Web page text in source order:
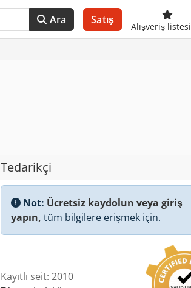
Ara Satış
Alışveriş listesi
Tedarikçi
Not: Ücretsiz kaydolun veya giriş
yapın, tüm bilgilere erişmek için.
Kayıtlı seit: 2010